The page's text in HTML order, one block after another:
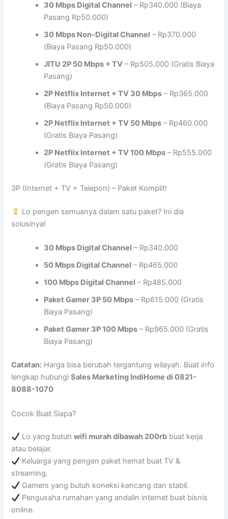
30 Mbps Digital Channel – Rp340.000 (Biaya
Pasang Rp50.000)
30 Mbps Non-Digital Channel – Rp370.000
(Biaya Pasang Rp50.000)
JITU 2P 50 Mbps + TV – Rp505.000 (Gratis Biaya
Pasang)
2P Netflix Internet + TV 30 Mbps – Rp365.000
(Biaya Pasang Rp50.000)
2P Netflix Internet + TV 50 Mbps – Rp460.000
(Gratis Biaya Pasang)
2P Netflix Internet + TV 100 Mbps – Rp555.000
(Gratis Biaya Pasang)
3P (Internet + TV + Telepon) – Paket Komplit!
Lo pengen semuanya dalam satu paket? Ini dia
solusinya!
30 Mbps Digital Channel – Rp340.000
50 Mbps Digital Channel – Rp465.000
100 Mbps Digital Channel – Rp485.000
Paket Gamer 3P 50 Mbps – Rp615.000 (Gratis
Biaya Pasang)
Paket Gamer 3P 100 Mbps – Rp965.000 (Gratis
Biaya Pasang)
Catatan: Harga bisa berubah tergantung wilayah. Buat info
lengkap hubungiSales Marketing IndiHome di 0821-
8088-1070
Cocok Buat Siapa?
Lo yang butuhwifi murah dibawah 200rb buat kerja
atau belajar.
Keluarga yang pengen paket hemat buat TV &
streaming.
Gamers yang butuh koneksi kencang dan stabil.
Pengusaha rumahan yang andalin internet buat bisnis
online.